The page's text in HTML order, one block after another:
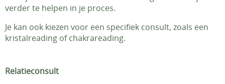
verder te helpen in je proces.
Je kan ook kiezen voor een specifiek consult, zoals een
kristalreading of chakrareading.
Relatieconsult